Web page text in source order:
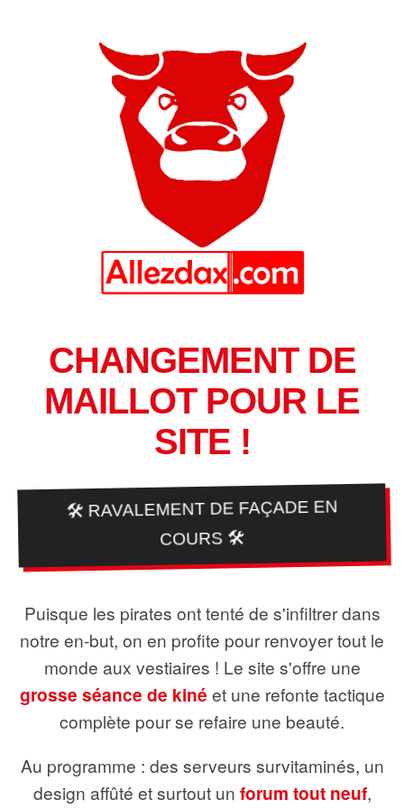
CHANGEMENT DE
MAILLOT POUR LE
SITE !
🛠️ RAVALEMENT DE FAÇADE EN
COURS 🛠️
Puisque les pirates ont tenté de s'infiltrer dans
notre en-but, on en profite pour renvoyer tout le
monde aux vestiaires ! Le site s'offre une
grosse séance de kiné et une refonte tactique
complète pour se refaire une beauté.
Au programme : des serveurs survitaminés, un
design affûté et surtout un forum tout neuf,